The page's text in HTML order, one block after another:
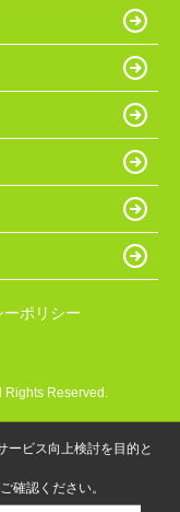
ポリシー
Rights Reserved.
ービス向上検討を目的と
確認ください。